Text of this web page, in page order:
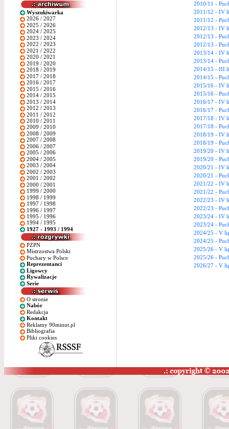
Wyszukiwarka
2026 / 2027
2025 / 2026
2024 / 2025
2023 / 2024
2022 / 2023
2021 / 2022
2020 / 2021
2019 / 2020
2018 / 2019
2017 / 2018
2016 / 2017
2015 / 2016
2014 / 2015
2013 / 2014
2012 / 2013
2011 / 2012
2010 / 2011
2009 / 2010
2008 / 2009
2007 / 2008
2006 / 2007
2005 / 2006
2004 / 2005
2003 / 2004
2002 / 2003
2001 / 2002
2000 / 2001
1999 / 2000
1998 / 1999
1997 / 1998
1996 / 1997
1995 / 1996
1994 / 1995
1927 - 1993 / 1994
PZPN
Mistrzostwa Polski
Puchary w Polsce
Reprezentanci
Ligowcy
Rywalizacje
Serie
O stronie
Nabór
Redakcja
Kontakt
Reklamy 90minut.pl
Bibliografia
Pliki cookies
2010/11 -
2011/12 - IV
2011/12 -
2012/13 - IV
2012/13 -
2012/13 -
2013/14 - IV
2013/14 -
2014/15 - III
2014/15 -
2015/16 - IV
2015/16 -
2016/17 - IV
2016/17 -
2017/18 - IV
2017/18 -
2018/19 - IV
2018/19 -
2019/20 - IV
2019/20 -
2020/21 - IV
2020/21 -
2021/22 - IV
2021/22 -
2022/23 - IV
2022/23 -
2023/24 - IV
2023/24 -
2024/25 - V
2024/25 -
2025/26 - V
2025/26 -
2026/27 - V